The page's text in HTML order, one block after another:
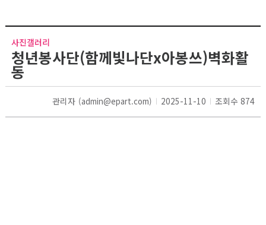
사진갤러리
청년봉사단(함께빛나단x아봉쓰)벽화활
동
조회수 874
2025-11-10
관리자 (admin@epart.com)